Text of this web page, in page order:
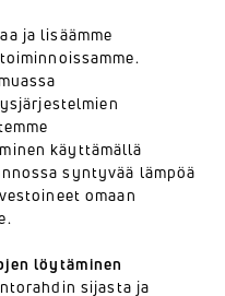
ja lisäämme
käyttämällä
syntyvää lämpöä
omaan
löytäminen
sijasta ja